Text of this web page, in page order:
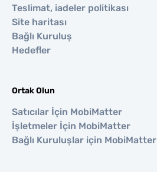
Teslimat, iadeler politikası
Site haritası
Bağlı Kuruluş
Hedefler
Ortak Olun
Satıcılar İçin MobiMatter
İşletmeler İçin MobiMatter
Bağlı Kuruluşlar için MobiMatter